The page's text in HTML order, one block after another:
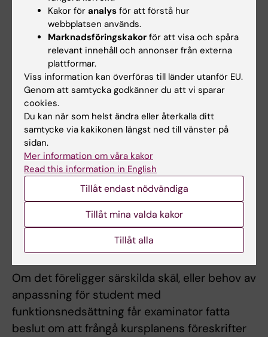
innehålla de flesta radiografiska metoder, men
också kärnmedicin, sonografi och klinisk
fysiologi.
Examination
Examen består av skriftliga sammanfattningar
av intryck från varje VIL-erfarenhet. Texterna
ska innehålla analys, jämförelser och
reflektioner om den aktuella modaliteten och
alternativ för diagnos och behandling.
Dessutom bör fynd från en nyligen publicerad
översiktsartikel om forskning relaterad till VIL-
erfarenheten inkluderas i varje text. Den
skriftliga inlämningsuppgiften kan bestå av en
kombination av flera texter.
Om det föreligger särskilda skäl, eller behov av
anpassning för student med
funktionsnedsättning får examinator fatta
beslut om att frångå kursplanens föreskrifter
Kakor för analys för att förstå hur
webbplatsen används.
Marknadsföringskakor för att visa och spåra
relevant innehåll och annonser från externa
plattformar.
Viss information kan överföras till länder utanför EU.
Genom att samtycka godkänner du att vi sparar
cookies.
Du kan när som helst ändra eller återkalla ditt
samtycke via kakikonen längst ned till vänster på
sidan.
Mer information om våra kakor
Read this information in English
Tillåt endast nödvändiga
Tillåt mina valda kakor
Tillåt alla